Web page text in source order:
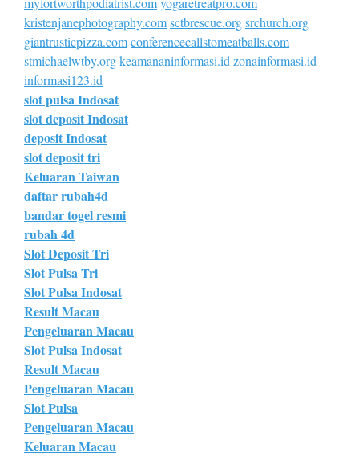
kristenjanephotography.comsctbrescue.orgsrchurch.org
giantrusticpizza.comconferencecallstomeatballs.com
stmichaelwtby.orgkeamananinformasi.id zonainformasi.id
informasi123.id
slot pulsa Indosat
slot deposit Indosat
deposit Indosat
slot deposit tri
Keluaran Taiwan
daftar rubah4d
bandar togel resmi
rubah 4d
Slot Deposit Tri
Slot Pulsa Tri
Slot Pulsa Indosat
Result Macau
Pengeluaran Macau
Slot Pulsa Indosat
Result Macau
Pengeluaran Macau
Slot Pulsa
Pengeluaran Macau
Keluaran Macau